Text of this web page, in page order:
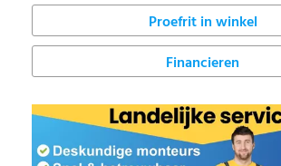
Proefrit in winkel
Financieren